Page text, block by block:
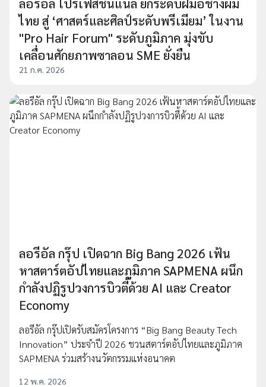
ลอรีอัล โปรเฟสชั่นแนล ยกระดับฝีมือช่างผม
ไทย สู่ ‘ศาสตร์และศิลป์ระดับพรีเมียม’ ในงาน
"Pro Hair Forum" ระดับภูมิภาค มุ่งขับ
เคลื่อนศักยภาพซาลอน SME ยั่งยืน
21 ก.ค. 2026
ลอรีอัล กรุ๊ป เปิดฉาก Big Bang 2026 เฟ้น
หาสตาร์ตอัปไทยและภูมิภาค SAPMENA ผนึก
กำลังปฏิรูปวงการบิวตี้ด้วย AI และ Creator
Economy
ลอรีอัล กรุ๊ปเปิดรับสมัครโครงการ “Big Bang Beauty Tech
Innovation” ประจำปี 2026 ชวนสตาร์ตอัปไทยและภูมิภาค
SAPMENA ร่วมสร้างนวัตกรรมแห่งอนาคต
12 พ.ค. 2026